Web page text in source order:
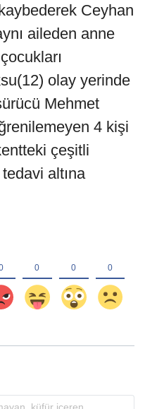
Ceyhan
aileden anne
olay yerinde
Mehmet
4 kişi
çeşitli
altına